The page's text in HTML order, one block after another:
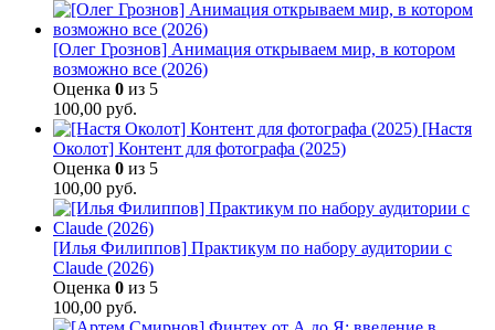
[Олег Грознов] Анимация открываем мир, в котором
возможно все (2026)
Оценка 0 из 5
100,00 руб.
[Настя
Околот] Контент для фотографа (2025)
Оценка 0 из 5
100,00 руб.
[Илья Филиппов] Практикум по набору аудитории с
Claude (2026)
Оценка 0 из 5
100,00 руб.